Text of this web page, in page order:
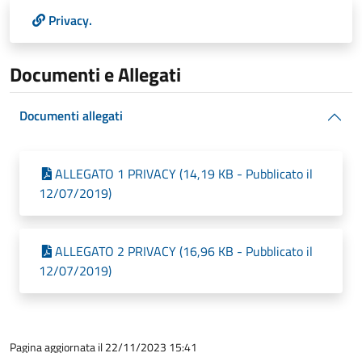
Privacy.
Documenti e Allegati
Documenti allegati
ALLEGATO 1 PRIVACY (14,19 KB - Pubblicato il
12/07/2019)
ALLEGATO 2 PRIVACY (16,96 KB - Pubblicato il
12/07/2019)
Pagina aggiornata il 22/11/2023 15:41